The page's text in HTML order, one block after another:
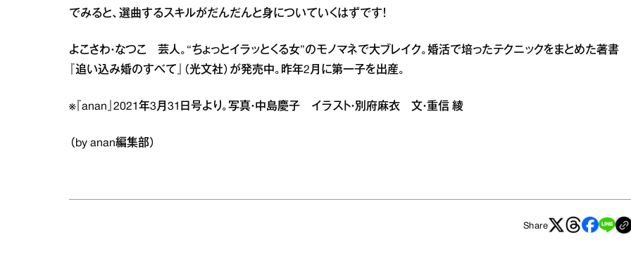
でみると、選曲するスキルがだんだんと身についていくはずです！
よこさわ・なつこ 芸人。“ちょっとイラッとくる女”のモノマネで大ブレイク。婚活で培ったテクニックをまとめた著書
『追い込み婚のすべて』（光文社）が発売中。昨年2月に第一子を出産。
※『anan』2021年3月31日号より。写真・中島慶子 イラスト・別府麻衣 文・重信 綾
（by anan編集部）
Share